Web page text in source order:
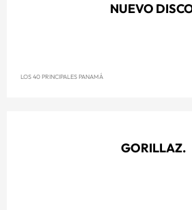
NUEVO
LOS 40 PRINCIPALES PANAMÁ
GORILLAZ.